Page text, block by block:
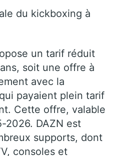
du kickboxing à
un tarif réduit
soit une offre à
avec la
payaient plein tarif
Cette offre, valable
2026. DAZN est
supports, dont
consoles et